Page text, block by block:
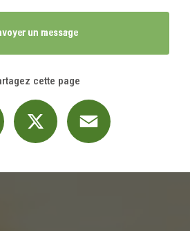
un message
cette page
Facebook